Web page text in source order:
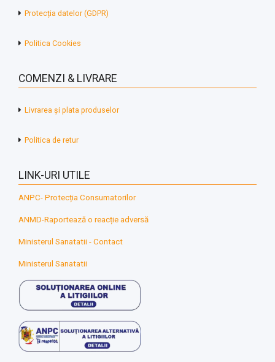
Protecția datelor (GDPR)
Politica Cookies
COMENZI & LIVRARE
Livrarea și plata produselor
Politica de retur
LINK-URI UTILE
ANPC- Protecția Consumatorilor
ANMD-Raportează o reacție adversă
Ministerul Sanatatii - Contact
Ministerul Sanatatii